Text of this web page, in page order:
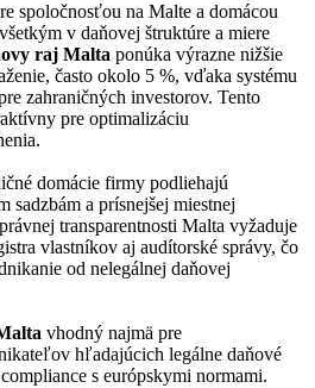
spoločnosťou na Malte a domácou
v daňovej štruktúre a miere
raj Malta ponúka výrazne nižšie
často okolo 5 %, vďaka systému
zahraničných investorov. Tento
pre optimalizáciu
domácie firmy podliehajú
sadzbám a prísnejšej miestnej
transparentnosti Malta vyžaduje
vlastníkov aj audítorské správy, čo
od nelegálnej daňovej
vhodný najmä pre
hľadajúcich legálne daňové
s európskymi normami.